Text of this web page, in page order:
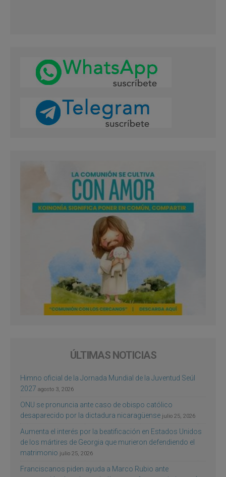
ÚLTIMAS NOTICIAS
Himno oficial de la Jornada Mundial de la Juventud Seúl
2027 agosto 3, 2026
ONU se pronuncia ante caso de obispo católico
desaparecido por la dictadura nicaragüense julio 25, 2026
Aumenta el interés por la beatificación en Estados Unidos
de los mártires de Georgia que murieron defendiendo el
matrimonio julio 25, 2026
Franciscanos piden ayuda a Marco Rubio ante